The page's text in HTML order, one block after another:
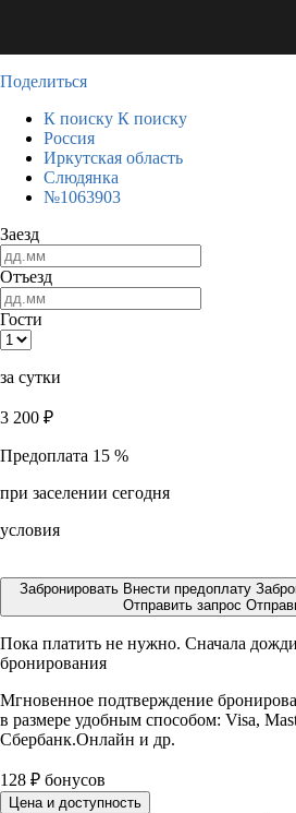
Поделиться
К поиску К поиску
Россия
Иркутская область
Слюдянка
№1063903
Заезд
Отъезд
Гости
за сутки
3 200 ₽
Предоплата 15 %
при заселении сегодня
условия
Забронировать Внести предоплату
Отправить запрос
Пока платить не нужно. Сначала
бронирования
Мгновенное подтверждение
в размере удобным способом: Visa,
Сбербанк.Онлайн и др.
128 ₽ бонусов
Цена и доступность